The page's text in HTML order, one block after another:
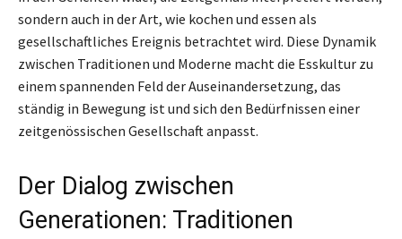
sondern auch in der Art, wie kochen und essen als
gesellschaftliches Ereignis betrachtet wird. Diese Dynamik
zwischen Traditionen und Moderne macht die Esskultur zu
einem spannenden Feld der Auseinandersetzung, das
ständig in Bewegung ist und sich den Bedürfnissen einer
zeitgenössischen Gesellschaft anpasst.
Der Dialog zwischen
Generationen: Traditionen